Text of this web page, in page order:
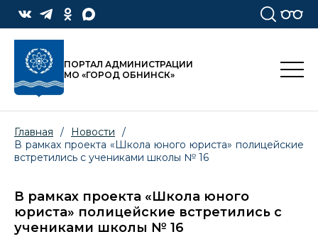
ПОРТАЛ АДМИНИСТРАЦИИ
МО «ГОРОД ОБНИНСК»
Главная / Новости
/
В рамках проекта «Школа юного юриста» полицейские
встретились с учениками школы № 16
В рамках проекта «Школа юного
юриста» полицейские встретились с
учениками школы № 16